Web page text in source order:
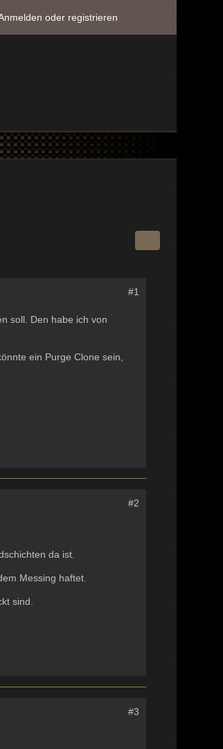
oder registrieren
#1
soll. Den habe ich von
ein Purge Clone sein,
#2
da ist.
Messing haftet.
sind.
#3